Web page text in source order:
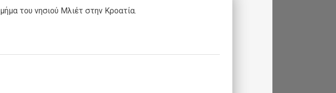
του νησιού Μλιέτ στην Κροατία.